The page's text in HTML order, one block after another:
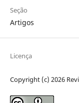
Seção
Artigos
Licença
Copyright (c) 2026